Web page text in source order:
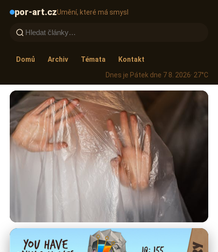
por-art.czUmění, které má smysl
Domů Archiv Témata
Kontakt
Dnes je Pátek dne 7 8. 2026· 27°C
por-art.cz